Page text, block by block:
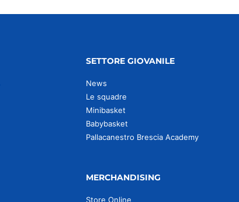
SETTORE GIOVANILE
News
Le squadre
Minibasket
Babybasket
Pallacanestro Brescia Academy
MERCHANDISING
Store Online